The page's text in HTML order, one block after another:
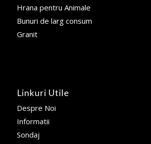
Hrana pentru Animale
Bunuri de larg consum
Granit
Linkuri Utile
Despre Noi
Informatii
Sondaj